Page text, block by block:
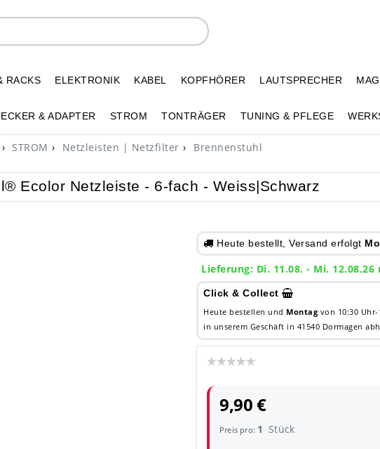
RACKS ELEKTRONIK KABEL KOPFHÖRER LAUTSPRECHER
& ADAPTER STROM TONTRÄGER TUNING & PFLEGE
STROM Netzleisten | Netzfilter Brennenstuhl
Ecolor Netzleiste - 6-fach - Weiss|Schwarz
Heute bestellt, Versand erfolgt
Lieferung: Di. 11.08. - Mi. 12.08.26
Click & Collect
Heute bestellen und Montag von 10:30
in unserem Geschäft in 41540 Dormagen
9,90 €
Preis pro: 1 Stück